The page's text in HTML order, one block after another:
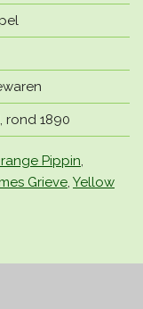
rond 1890
Pippin,
Grieve, Yellow